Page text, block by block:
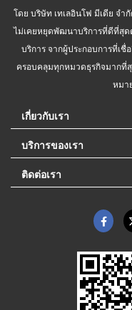
โดย บริษัท เทเลอินโฟ มีเดีย จำ
ไม่เคยหยุดพัฒนาบริการที่ดีที่สุด
บริการ จากผู้ประกอบการที่เ
ครอบคลุมทุกหมวดธุรกิจมากที่
หมา
เกี่ยวกับเรา
บริการของเรา
ติดต่อเรา